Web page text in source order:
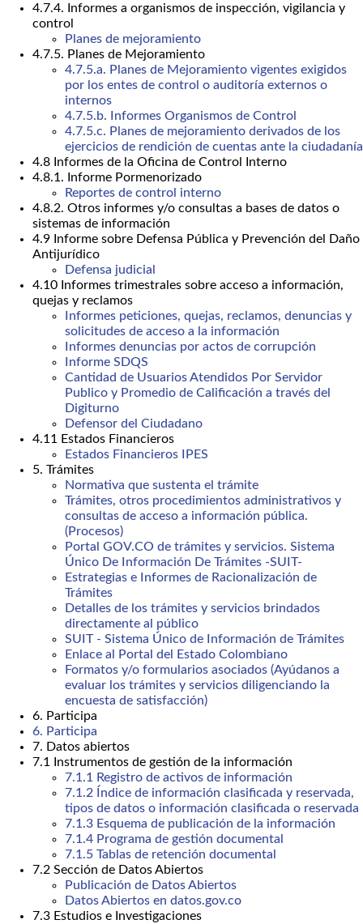
4.7.4. Informes a organismos de inspección, vigilancia y
control
Planes de mejoramiento
4.7.5. Planes de Mejoramiento
4.7.5.a. Planes de Mejoramiento vigentes exigidos
por los entes de control o auditoría externos o
internos
4.7.5.b. Informes Organismos de Control
4.7.5.c. Planes de mejoramiento derivados de los
ejercicios de rendición de cuentas ante la ciudadanía
4.8 Informes de la Oficina de Control Interno
4.8.1. Informe Pormenorizado
Reportes de control interno
4.8.2. Otros informes y/o consultas a bases de datos o
sistemas de información
4.9 Informe sobre Defensa Pública y Prevención del Daño
Antijurídico
Defensa judicial
4.10 Informes trimestrales sobre acceso a información,
quejas y reclamos
Informes peticiones, quejas, reclamos, denuncias y
solicitudes de acceso a la información
Informes denuncias por actos de corrupción
Informe SDQS
Cantidad de Usuarios Atendidos Por Servidor
Publico y Promedio de Calificación a través del
Digiturno
Defensor del Ciudadano
4.11 Estados Financieros
Estados Financieros IPES
5. Trámites
Normativa que sustenta el trámite
Trámites, otros procedimientos administrativos y
consultas de acceso a información pública.
(Procesos)
Portal GOV.CO de trámites y servicios. Sistema
Único De Información De Trámites -SUIT-
Estrategias e Informes de Racionalización de
Trámites
Detalles de los trámites y servicios brindados
directamente al público
SUIT - Sistema Único de Información de Trámites
Enlace al Portal del Estado Colombiano
Formatos y/o formularios asociados (Ayúdanos a
evaluar los trámites y servicios diligenciando la
encuesta de satisfacción)
6. Participa
6. Participa
7. Datos abiertos
7.1 Instrumentos de gestión de la información
7.1.1 Registro de activos de información
7.1.2 Índice de información clasificada y reservada,
tipos de datos o información clasificada o reservada
7.1.3 Esquema de publicación de la información
7.1.4 Programa de gestión documental
7.1.5 Tablas de retención documental
7.2 Sección de Datos Abiertos
Publicación de Datos Abiertos
Datos Abiertos en datos.gov.co
7.3 Estudios e Investigaciones